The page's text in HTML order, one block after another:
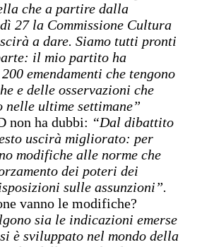
che a partire dalla
27 la Commissione Cultura
a dare. Siamo tutti pronti
il mio partito ha
emendamenti che tengono
e delle osservazioni che
nelle ultime settimane”
non ha dubbi: “Dal dibattito
uscirà migliorato: per
modifiche alle norme che
dei poteri dei
sulle assunzioni”.
vanno le modifiche?
sia le indicazioni emerse
è sviluppato nel mondo della